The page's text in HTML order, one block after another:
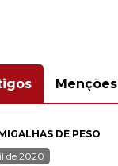
Menções
DE PESO
de 2020